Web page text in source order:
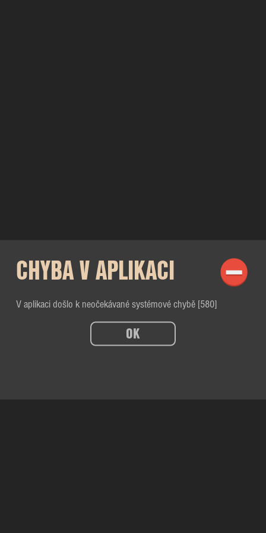
CHYBA V APLIKACI
V aplikaci došlo k neočekávané systémové chybě [580]
OK